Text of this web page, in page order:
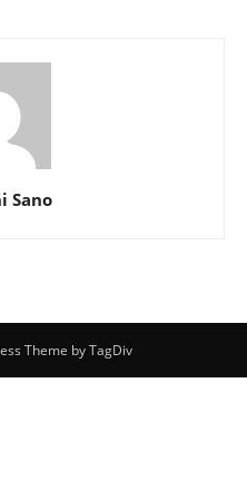
Sano
Theme by TagDiv